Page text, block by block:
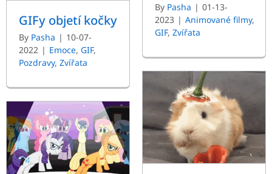
By Pasha | 01-13-
2023 | Animované filmy,
GIF, Zvířata
GIFy objetí kočky
By Pasha | 10-07-
2022 | Emoce, GIF,
Pozdravy, Zvířata